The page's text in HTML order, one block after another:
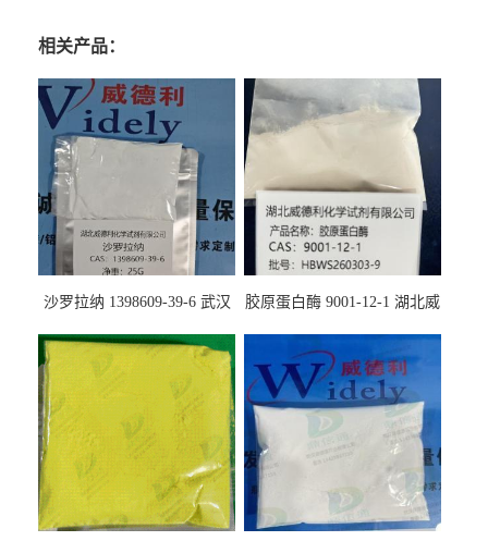
相关产品：
沙罗拉纳 1398609-39-6 武汉
胶原蛋白酶 9001-12-1 湖北威